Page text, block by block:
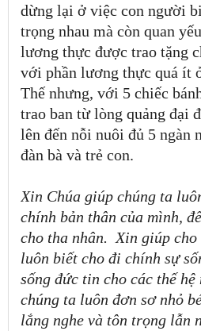
dừng lại ở việc con người
trọng nhau mà còn quan
lương thực được trao tặng
với phần lương thực quá ít
Thế nhưng, với 5 chiếc
trao ban từ lòng quảng đại
lên đến nỗi nuôi đủ 5 ngàn
đàn bà và trẻ con.
Xin Chúa giúp chúng ta
chính bản thân của mình,
cho tha nhân. Xin giúp
luôn biết cho đi chính sự
sống đức tin cho các thế hệ
chúng ta luôn đơn sơ nhỏ
lắng nghe và tôn trọng lẫn